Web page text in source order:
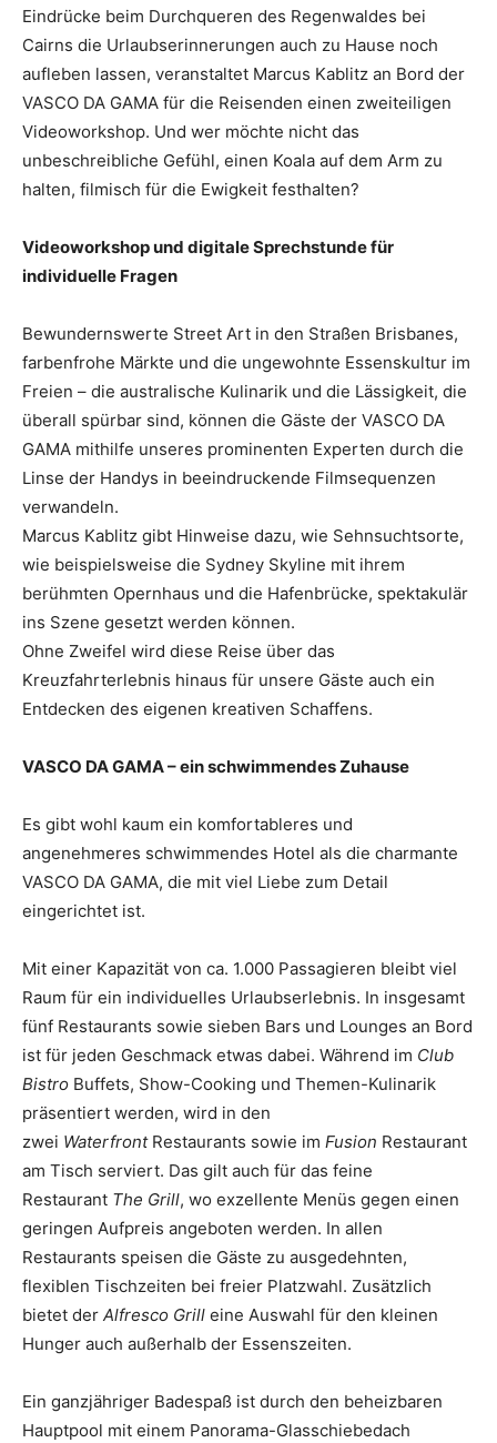
Eindrücke beim Durchqueren des Regenwaldes bei
Cairns die Urlaubserinnerungen auch zu Hause noch
aufleben lassen, veranstaltet Marcus Kablitz an Bord der
VASCO DA GAMA für die Reisenden einen zweiteiligen
Videoworkshop. Und wer möchte nicht das
unbeschreibliche Gefühl, einen Koala auf dem Arm zu
halten, filmisch für die Ewigkeit festhalten?
Videoworkshop und digitale Sprechstunde für
individuelle Fragen
Bewundernswerte Street Art in den Straßen Brisbanes,
farbenfrohe Märkte und die ungewohnte Essenskultur im
Freien – die australische Kulinarik und die Lässigkeit, die
überall spürbar sind, können die Gäste der VASCO DA
GAMA mithilfe unseres prominenten Experten durch die
Linse der Handys in beeindruckende Filmsequenzen
verwandeln.
Marcus Kablitz gibt Hinweise dazu, wie Sehnsuchtsorte,
wie beispielsweise die Sydney Skyline mit ihrem
berühmten Opernhaus und die Hafenbrücke, spektakulär
ins Szene gesetzt werden können.
Ohne Zweifel wird diese Reise über das
Kreuzfahrterlebnis hinaus für unsere Gäste auch ein
Entdecken des eigenen kreativen Schaffens.
VASCO DA GAMA – ein schwimmendes Zuhause
Es gibt wohl kaum ein komfortableres und
angenehmeres schwimmendes Hotel als die charmante
VASCO DA GAMA, die mit viel Liebe zum Detail
eingerichtet ist.
Mit einer Kapazität von ca. 1.000 Passagieren bleibt viel
Raum für ein individuelles Urlaubserlebnis. In insgesamt
fünf Restaurants sowie sieben Bars und Lounges an Bord
ist für jeden Geschmack etwas dabei. Während im Club
Bistro Buffets, Show-Cooking und Themen-Kulinarik
präsentiert werden, wird in den
zwei WaterfrontRestaurants sowie im Fusion Restaurant
am Tisch serviert. Das gilt auch für das feine
Restaurant The Grill, wo exzellente Menüs gegen einen
geringen Aufpreis angeboten werden. In allen
Restaurants speisen die Gäste zu ausgedehnten,
flexiblen Tischzeiten bei freier Platzwahl. Zusätzlich
bietet der Alfresco Grill eine Auswahl für den kleinen
Hunger auch außerhalb der Essenszeiten.
Ein ganzjähriger Badespaß ist durch den beheizbaren
Hauptpool mit einem Panorama-Glasschiebedach